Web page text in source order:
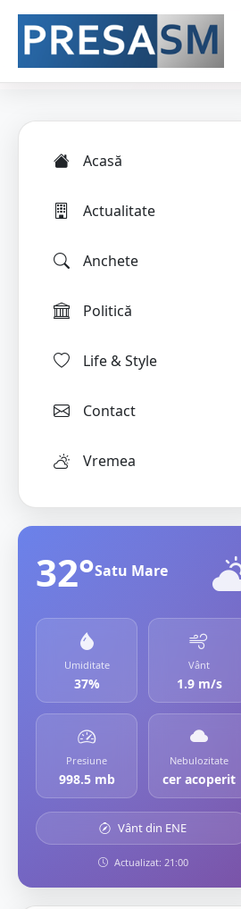
Acasă
Actualitate
Anchete
Politică
Life & Style
Contact
Vremea
32°Satu Mare
Umiditate
37%
Vânt
1.9 m/s
Presiune
998.5 mb
Nebulozitate
cer acoperit
Vânt din ENE
Actualizat: 21:00